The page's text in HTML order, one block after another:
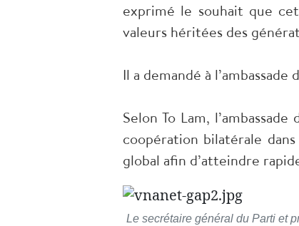
exprimé le souhait que
valeurs héritées des
Il a demandé à
Selon To Lam,
coopération bilatérale
global afin d’atteindre
Le secrétaire général du Parti et